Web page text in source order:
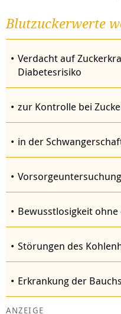
Blutzuckerwerte
Verdacht auf
Diabetesrisiko
zur Kontrolle bei
in der
Bewusstlosigkeit
Störungen des
Erkrankung der